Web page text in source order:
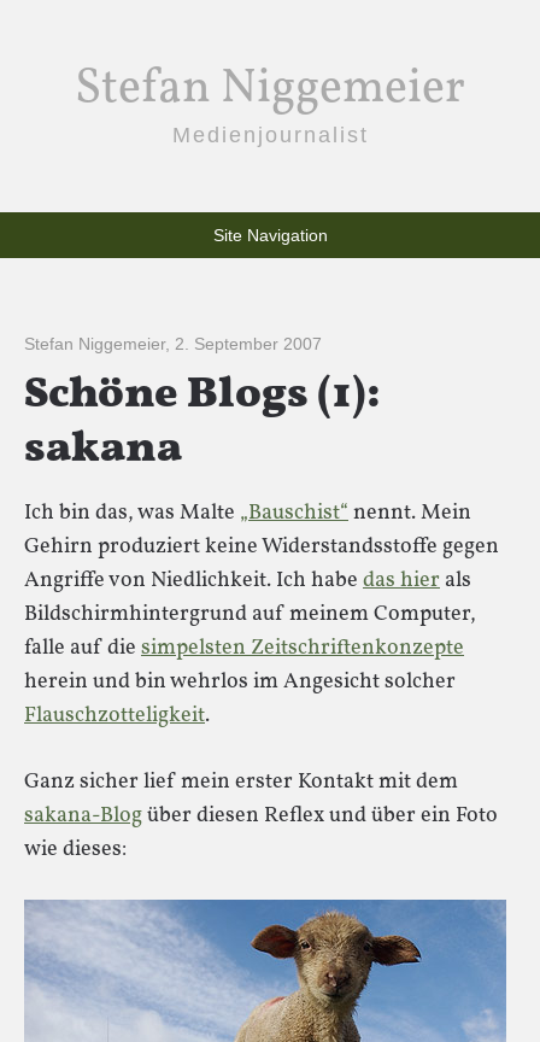
Stefan Niggemeier
Medienjournalist
Site Navigation
Stefan Niggemeier, 2. September 2007
Schöne Blogs (1):
sakana
Ich bin das, was Malte „Bauschist“nennt. Mein
Gehirn produziert keine Widerstandsstoffe gegen
Angriffe von Niedlichkeit. Ich habe das hier als
Bildschirmhintergrund auf meinem Computer,
falle auf die simpelsten Zeitschriftenkonzepte
herein und bin wehrlos im Angesicht solcher
Flauschzotteligkeit.
Ganz sicher lief mein erster Kontakt mit dem
sakana-Blogüber diesen Reflex und über ein Foto
wie dieses: